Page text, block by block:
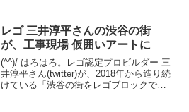
が、チャレンジされる方はゼヒ。番組...
レゴ 三井淳平さんの渋谷の街
が、工事現場 仮囲いアートに
(^^)/ はろはろ。レゴ認定プロビルダー 三
井淳平さん(twitter)が、2018年から造り続
けている「渋谷の街をレゴブロックでつ